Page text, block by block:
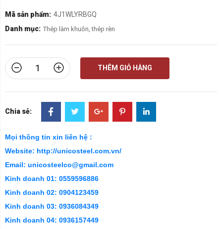
Mã sản phẩm: 4J1WLYRBGQ
Danh mục: Thép làm khuôn, thép rèn
THÊM GIỎ HÀNG
Chia sẻ:
Mọi thông tin xin liên hệ :
Website: http://unicosteel.com.vn/
Email: unicosteelco@gmail.com
Kinh doanh 01: 0559596886
Kinh doanh 02: 0904123459
Kinh doanh 03: 0936084349
Kinh doanh 04: 0936157449